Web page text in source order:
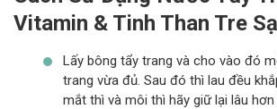
Vitamin & Tinh Than Tre
Lấy bông tẩy trang và cho vào đó
trang vừa đủ. Sau đó thì lau đều
mắt thì và môi thì hãy giữ lại lâu